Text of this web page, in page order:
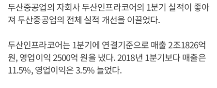
두산중공업의 자회사 두산인프라코어의 1분기 실적이 좋아
져 두산중공업의 전체 실적 개선을 이끌었다.
두산인프라코어는 1분기에 연결기준으로 매출 2조1826억
원, 영업이익 2500억 원을 냈다. 2018년 1분기보다 매출은
11.5%, 영업이익은 3.5% 늘었다.